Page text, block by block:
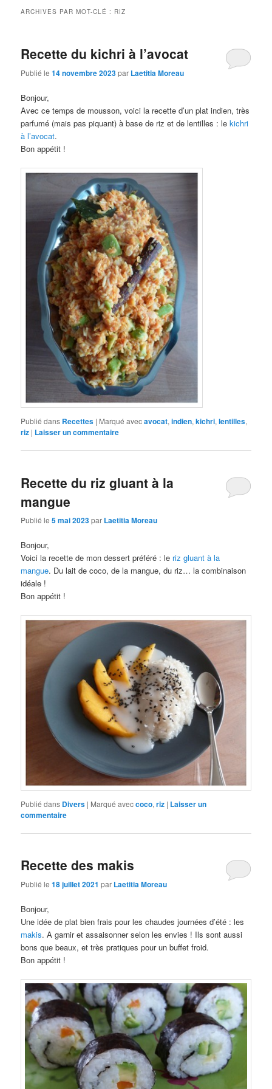
ARCHIVES PAR MOT-CLÉ : RIZ
Recette du kichri à l’avocat
Publié le14 novembre 2023par Laetitia Moreau
Bonjour,
Avec ce temps de mousson, voici la recette d’un plat indien, très
parfumé (mais pas piquant) à base de riz et de lentilles : lekichri
à l’avocat.
Bon appétit !
Publié dans Recettes | Marqué avecavocat,indien,kichri,lentilles,
riz | Laisser un commentaire
Recette du riz gluant à la
mangue
Publié le5 mai 2023par Laetitia Moreau
Bonjour,
Voici la recette de mon dessert préféré : le riz gluant à la
mangue. Du lait de coco, de la mangue, du riz… la combinaison
idéale !
Bon appétit !
Publié dans Divers | Marqué aveccoco,riz | Laisser un
commentaire
Recette des makis
Publié le18 juillet 2021 par Laetitia Moreau
Bonjour,
Une idée de plat bien frais pour les chaudes journées d’été : les
makis. A garnir et assaisonner selon les envies ! Ils sont aussi
bons que beaux, et très pratiques pour un buffet froid.
Bon appétit !